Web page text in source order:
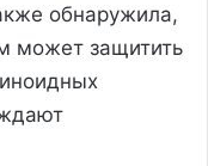
обнаружила,
может защитить